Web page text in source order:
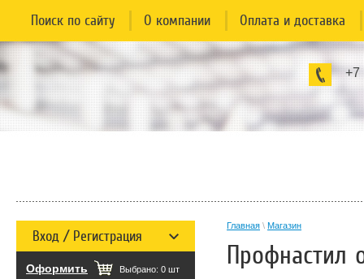
+7
Поиск по сайту О компании Оплата и доставка
Главная \ Магазин
Профнастил
Вход / Регистрация
Оформить Выбрано: 0 шт